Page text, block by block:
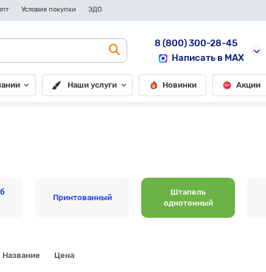
Условия покупки ЭДО
8 (800) 300-28-45
Написать в MAX
Наши услуги Новинки Акции
Принтованный
Штапель
однотонный
Название Цена